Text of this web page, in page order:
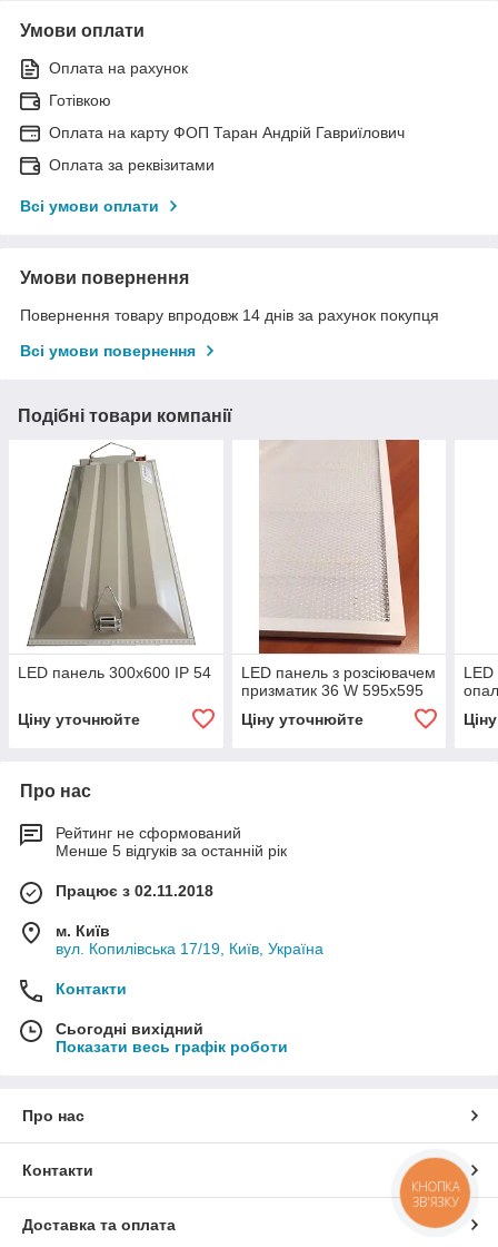
Умови оплати
Оплата на рахунок
Готівкою
Оплата на карту ФОП Таран Андрій Гавриїлович
Оплата за реквізитами
Всі умови оплати
Умови повернення
Повернення товару впродовж 14 днів за рахунок покупця
Всі умови повернення
Подібні товари компанії
LED панель 300х600 IP 54
Ціну уточнюйте
LED панель з розсіювачем
призматик 36 W 595х595
Ціну уточнюйте
LED
Про нас
Рейтинг не сформований
Менше 5 відгуків за останній рік
Працює з 02.11.2018
м. Київ
вул. Копилівська 17/19, Київ, Україна
Контакти
Сьогодні вихідний
Показати весь графік роботи
Про нас
Контакти
Доставка та оплата
КНОПКА
ЗВ'ЯЗКУ